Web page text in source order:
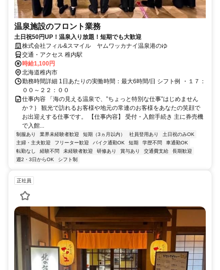
温泉施設のフロント業務
土日祝50円UP！温泉入り放題！短期でも大歓迎
株式会社フィル&スマイル ヤムワッカナイ温泉港のゆ
交通・アクセス 稚内駅
時給1,100円
北海道稚内市
勤務時間詳細 1日あたりの実働時間：最大6時間/日 シフト例 ・１７：
００～２２：００
仕事内容 「海の見える温泉で、”ちょっと特別な仕事”はじめません
か？｝ 観光で訪れるお客様や地元の常連のお客様をあなたの笑顔で
お出迎えする仕事です。 【仕事内容】 受付・入館手続き 主に券売機
で入館...
制服あり 業界未経験者歓迎 短期（3ヵ月以内） 社員登用あり
土日祝のみOK
主婦・主夫歓迎
フリーター歓迎 バイク通勤OK 短期 学歴不問
車通勤OK
転勤なし
経験不問 未経験者歓迎 研修あり 賞与あり 交通費支給
長期歓迎
週2・3日からOK
シフト制
正社員